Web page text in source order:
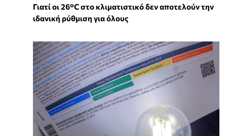
Γιατί οι 26°C στο κλιματιστικό δεν αποτελούν την
ιδανική ρύθμιση για όλους